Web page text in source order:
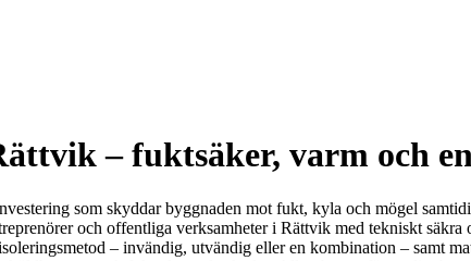
– fuktsäker, varm och
som skyddar byggnaden mot fukt, kyla och mögel
och offentliga verksamheter i Rättvik med tekniskt
– invändig, utvändig eller en kombination – samt